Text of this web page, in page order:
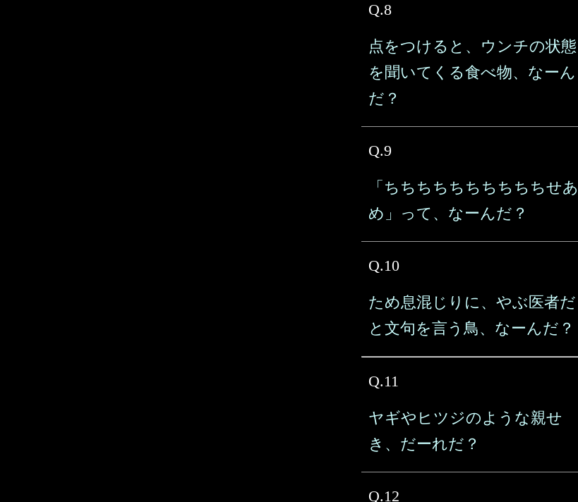
Q.8
点をつけると、ウンチの状態
を聞いてくる食べ物、なーん
だ？
Q.9
「ちちちちちちちちちちせあ
め」って、なーんだ？
Q.10
ため息混じりに、やぶ医者だ
と文句を言う鳥、なーんだ？
Q.11
ヤギやヒツジのような親せ
き、だーれだ？
Q.12